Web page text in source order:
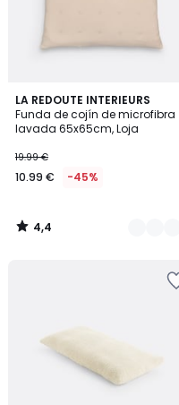
LA REDOUTE INTERIEURS
Funda de cojín de microfibra
lavada 65x65cm, Loja
19.99 €
10.99 € -45%
4,4
/ 5
4
Colores
4,4
/